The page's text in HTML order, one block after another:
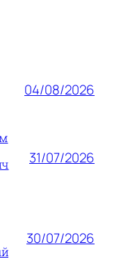
04/08/2026
31/07/2026
30/07/2026